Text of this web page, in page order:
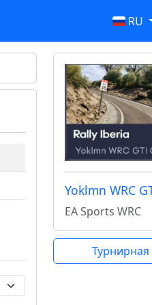
RU
Yoklmn WRC
EA Sports WRC